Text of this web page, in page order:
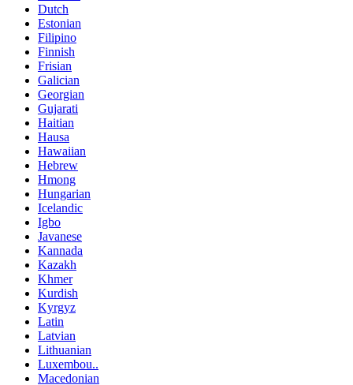
Dutch
Estonian
Filipino
Finnish
Frisian
Galician
Georgian
Gujarati
Haitian
Hausa
Hawaiian
Hebrew
Hmong
Hungarian
Icelandic
Igbo
Javanese
Kannada
Kazakh
Khmer
Kurdish
Kyrgyz
Latin
Latvian
Lithuanian
Luxembou..
Macedonian